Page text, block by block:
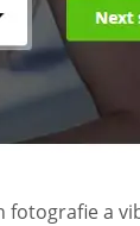
a